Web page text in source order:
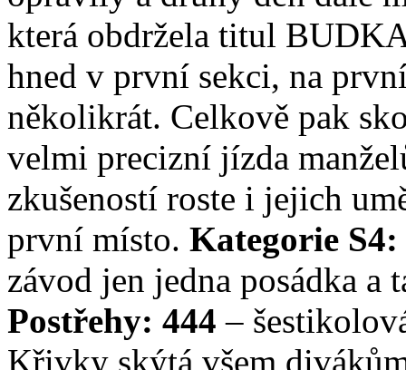
která obdržela titul
hned v první sekci, na
několikrát. Celkově pak
velmi precizní jízda
zkušeností roste i jejich
první místo. Kategorie S4:
závod jen jedna posádka a
Postřehy: 444 –
Křivky skýtá všem